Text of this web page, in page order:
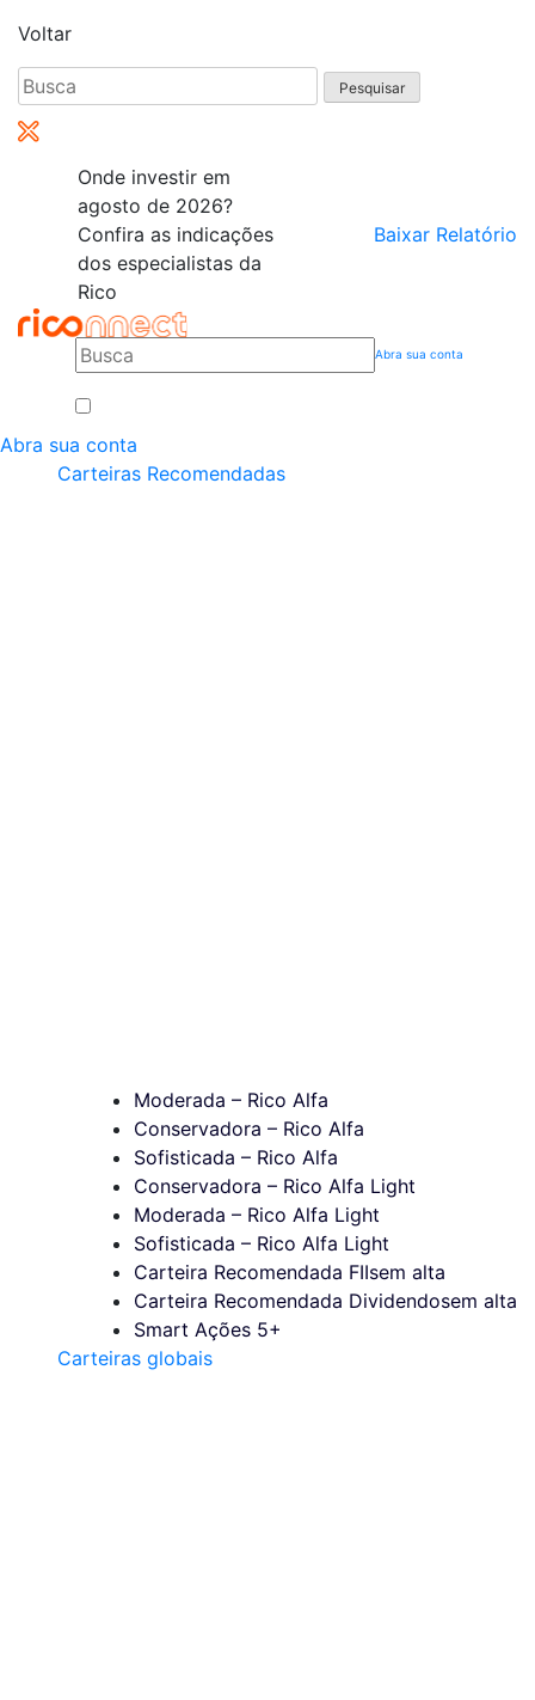
Voltar
Pesquisar
por:
Onde investir em
agosto de 2026?
Confira as indicações
dos especialistas da
Rico
Baixar Relatório
Abra sua conta
Abra sua conta
Carteiras Recomendadas
Moderada – Rico Alfa
Conservadora – Rico Alfa
Sofisticada – Rico Alfa
Conservadora – Rico Alfa Light
Moderada – Rico Alfa Light
Sofisticada – Rico Alfa Light
Carteira Recomendada FIIsem alta
Carteira Recomendada Dividendosem alta
Smart Ações 5+
Carteiras globais